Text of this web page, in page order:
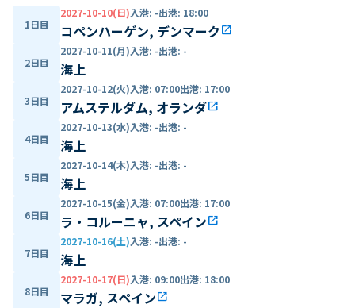
1日目
2027-10-10(日)入港: -出港: 18:00
コペンハーゲン, デンマークopen_in_new
2日目
2027-10-11(月)入港: -出港: -
海上
3日目
2027-10-12(火)入港: 07:00出港: 17:00
アムステルダム, オランダopen_in_new
4日目
2027-10-13(水)入港: -出港: -
海上
5日目
2027-10-14(木)入港: -出港: -
海上
6日目
2027-10-15(金)入港: 07:00出港: 17:00
ラ・コルーニャ, スペインopen_in_new
7日目
2027-10-16(土)入港: -出港: -
海上
8日目
2027-10-17(日)入港: 09:00出港: 18:00
マラガ, スペインopen_in_new